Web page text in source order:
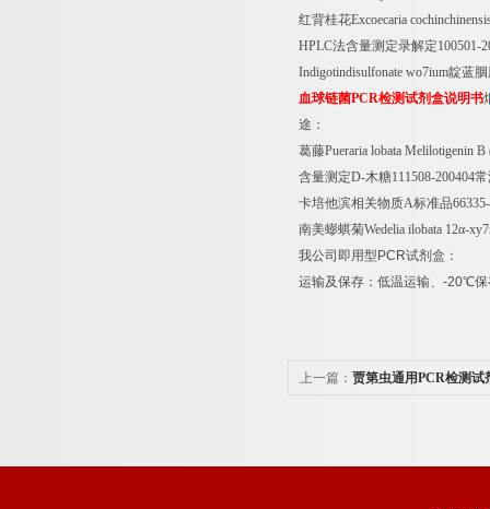
红背桂花Excoecaria
HPLC法含量测定录解定100501-
Indigotindisulfonate wo7ium靛蓝
血球链菌PCR检测试剂盒说明书
途：
葛藤Pueraria lobata Melilotigenin B
含量测定D-木糖111508-200404
卡培他滨相关物质A标准品
南美蟛蜞菊Wedelia ilobata 12α-
我公司即用型 PCR试剂盒：
运输及保存：低温运输、 -20℃
上一篇： 贾第虫通用PCR检测试